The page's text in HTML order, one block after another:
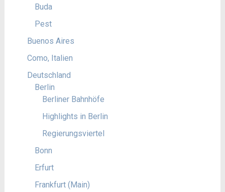
Buda
Pest
Buenos Aires
Como, Italien
Deutschland
Berlin
Berliner Bahnhöfe
Highlights in Berlin
Regierungsviertel
Bonn
Erfurt
Frankfurt (Main)